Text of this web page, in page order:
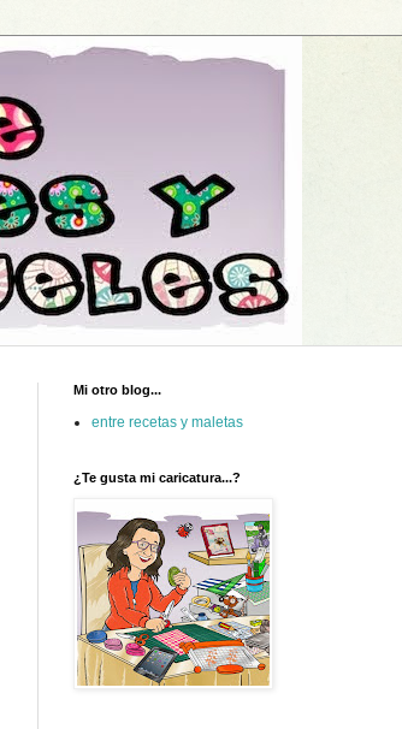
Mi otro blog...
entre recetas y maletas
¿Te gusta mi caricatura...?